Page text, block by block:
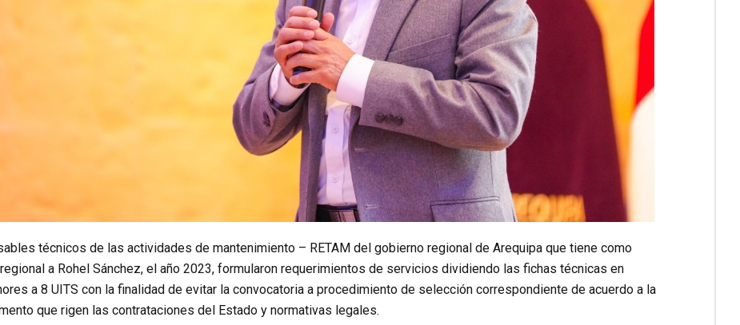
técnicos de las actividades de mantenimiento – RETAM del gobierno regional de Arequipa que tiene como
a Rohel Sánchez, el año 2023, formularon requerimientos de servicios dividiendo las fichas técnicas en
a 8 UITS con la finalidad de evitar la convocatoria a procedimiento de selección correspondiente de acuerdo a la
que rigen las contrataciones del Estado y normativas legales.